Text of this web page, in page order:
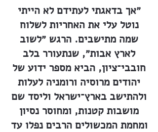
״אך בדאגתי לעתידם לא הייתי
נוטל עלי את האחריות לשלוח
שמה מתישבים. הרגש ״לשוב
לארץ אבות״, שנתעורר בלב
חובבי־ציון, הביא מספר ידוע של
יהודים מרוסיה ורומניה לעלות
ולהתישב בארץ־ישראל וליסד שם
מושבות קטנות, ומחוסר נסיון
ומחמת המכשולים הרבים נפלו עד